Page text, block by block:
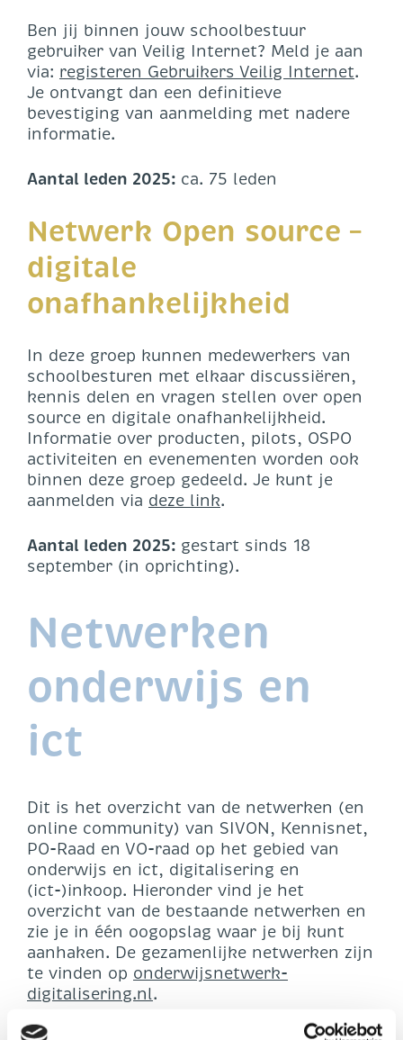
Ben jij binnen jouw schoolbestuur
gebruiker van Veilig Internet? Meld je aan
via: registeren Gebruikers Veilig Internet.
Je ontvangt dan een definitieve
bevestiging van aanmelding met nadere
informatie.
Aantal leden 2025: ca. 75 leden
Netwerk Open source –
digitale
onafhankelijkheid
In deze groep kunnen medewerkers van
schoolbesturen met elkaar discussiëren,
kennis delen en vragen stellen over open
source en digitale onafhankelijkheid.
Informatie over producten, pilots, OSPO
activiteiten en evenementen worden ook
binnen deze groep gedeeld. Je kunt je
aanmelden via deze link.
Aantal leden 2025: gestart sinds 18
september (in oprichting).
Netwerken
onderwijs en
ict
Dit is het overzicht van de netwerken (en
online community) van SIVON, Kennisnet,
PO-Raad en VO-raad op het gebied van
onderwijs en ict, digitalisering en
(ict-)inkoop. Hieronder vind je het
overzicht van de bestaande netwerken en
zie je in één oogopslag waar je bij kunt
aanhaken. De gezamenlijke netwerken zijn
te vinden op onderwijsnetwerk-
digitalisering.nl.